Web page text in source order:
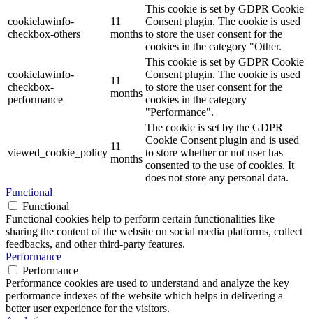
cookielawinfo-
checkbox-others
11
months
This cookie is set by GDPR Cookie
Consent plugin. The cookie is used
to store the user consent for the
cookies in the category "Other.
cookielawinfo-
checkbox-
performance
11
months
This cookie is set by GDPR Cookie
Consent plugin. The cookie is used
to store the user consent for the
cookies in the category
"Performance".
viewed_cookie_policy
11
months
The cookie is set by the GDPR
Cookie Consent plugin and is used
to store whether or not user has
consented to the use of cookies. It
does not store any personal data.
Functional
Functional
Functional cookies help to perform certain functionalities like
sharing the content of the website on social media platforms, collect
feedbacks, and other third-party features.
Performance
Performance
Performance cookies are used to understand and analyze the key
performance indexes of the website which helps in delivering a
better user experience for the visitors.